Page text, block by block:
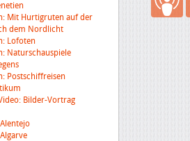
Mit Hurtigruten auf der
dem Nordlicht
Lofoten
Naturschauspiele
Postschiffreisen
Bilder-Vortrag